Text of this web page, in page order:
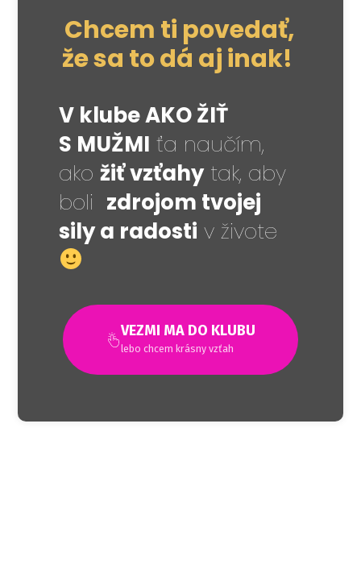
Chcem ti povedať,
že sa to dá aj inak!
V klube AKO ŽIŤ
S MUŽMI ťa naučím,
akožiť vzťahytak, aby
boli zdrojom tvojej
sily a radosti v živote
VEZMI MA DO KLUBU
lebo chcem krásny vzťah